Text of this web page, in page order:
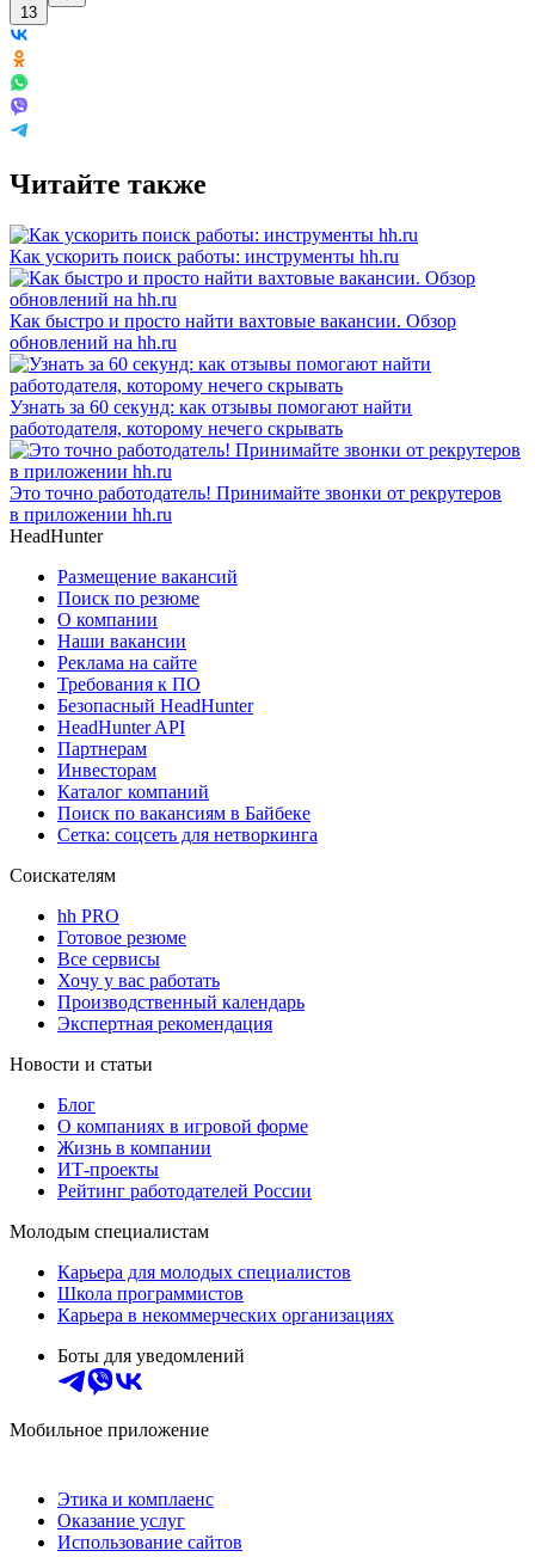
13
Читайте также
Как ускорить поиск работы: инструменты hh.ru
Как быстро и просто найти вахтовые вакансии. Обзор
обновлений на hh.ru
Узнать за 60 секунд: как отзывы помогают найти
работодателя, которому нечего скрывать
Это точно работодатель! Принимайте звонки от рекрутеров
в приложении hh.ru
HeadHunter
Размещение вакансий
Поиск по резюме
О компании
Наши вакансии
Реклама на сайте
Требования к ПО
Безопасный HeadHunter
HeadHunter API
Партнерам
Инвесторам
Каталог компаний
Поиск по вакансиям в Байбеке
Сетка: соцсеть для нетворкинга
Соискателям
hh PRO
Готовое резюме
Все сервисы
Хочу у вас работать
Производственный календарь
Экспертная рекомендация
Новости и статьи
Блог
О компаниях в игровой форме
Жизнь в компании
ИТ-проекты
Рейтинг работодателей России
Молодым специалистам
Карьера для молодых специалистов
Школа программистов
Карьера в некоммерческих организациях
Боты для уведомлений
Мобильное приложение
Этика и комплаенс
Оказание услуг
Использование сайтов